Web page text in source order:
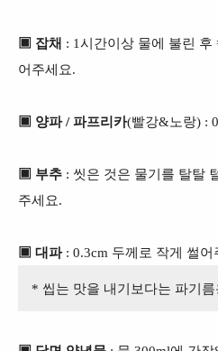
▣ 잡채 : 1시간이상 물에 불린 후
어주세요.
▣ 양파 / 파프리카(빨강&노랑) :
▣ 부추 : 씻은 것은 물기를 탈탈
주세요.
▣ 대파: 0.3cm 두께로 작게 썰어
* 씹는 맛을 내기보다는 파기